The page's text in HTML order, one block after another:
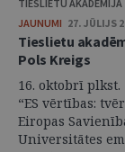
TIESLIETU AKADĒMIJA
JAUNUMI 27. JŪLIJS
Tieslietu
Pols Kreigs
16. oktobrī
“ES vērtības:
Eiropas
Universitātes